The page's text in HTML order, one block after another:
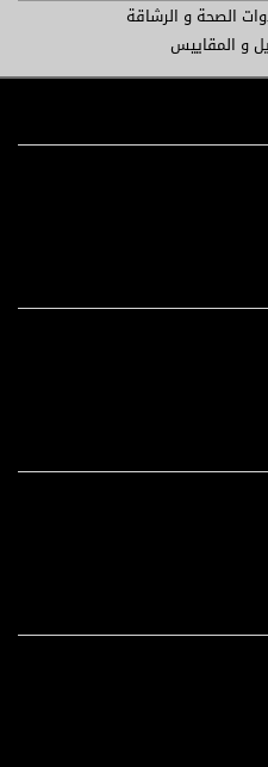
الصحة و الرشاقة
و المقاييس